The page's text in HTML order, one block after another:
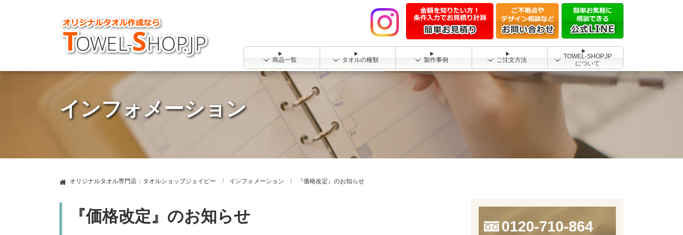
商品一覧 タオルの種類 製作事例 ご注文方法
TOWEL-SHOP.JP
について
インフォメーション
オリジナルタオル専門店：タオルショップジェイピー インフォメーション 『価格改定』のお知らせ
『価格改定』のお知らせ
0120-710-864